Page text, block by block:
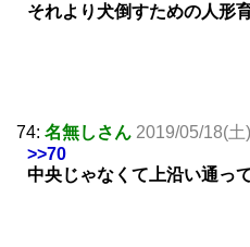
それより犬倒すための人形
74: 名無しさん 2019/05/18(
>>70
中央じゃなくて上沿い通っ